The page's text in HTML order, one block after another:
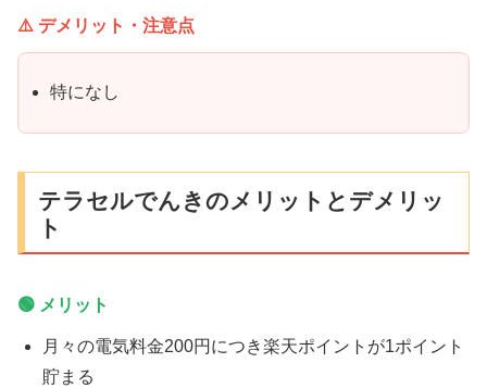
⚠️ デメリット・注意点
特になし
テラセルでんきのメリットとデメリッ
ト
🟢 メリット
月々の電気料金200円につき楽天ポイントが1ポイント
貯まる